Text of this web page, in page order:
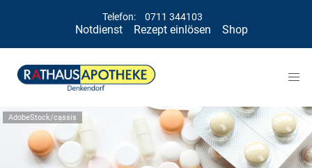
Telefon: 0711 344103
Notdienst Rezept einlösen Shop
AdobeStock/cassis